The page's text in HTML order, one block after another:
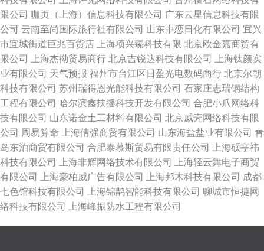
限公司 咖页（上海）信息科技有限公司 广东云星信息科技有限
公司 云南至尚国际旅行社有限公司 山东中恋日化有限公司 宜兴
市宜城街道巨兆百货店
上海项兴臻科技有限 北京欧金嘉商贸有
限公司
上海杰拗贸易商行 北京吉锐达科技有限公司
上海钛颜实
业有限公司 天气预报 福州市台江区日盈光电数码商行 北京尔朝
科技有限公司 苏州瑞得恩光能科技有限公司 石家庄志瑞钢结构
工程有限公司 哈尔滨鑫扶摇科技开发有限公司 合肥小爪网络科
技有限公司 山东诺金土工材料有限公司 北京威壳网络科技有限
公司 周易算命 上海倩强商贸有限公司 山东海盐盐业有限公司 青
岛东泊商贸有限公司 合肥泰慕斯贸易有限责任公司
上海硕亭祎
科技有限公司
上海非辉网络技术有限公司
上海轻云舞电子商贸
有限公司
上海豪柏威广告有限公司 上海邦木科技有限公司 成都
七色馆科技有限公司
上海锦鹊智能科技有限公司 聊城市恒捷网
络科技有限公司
上海峰振防水工程有限公司